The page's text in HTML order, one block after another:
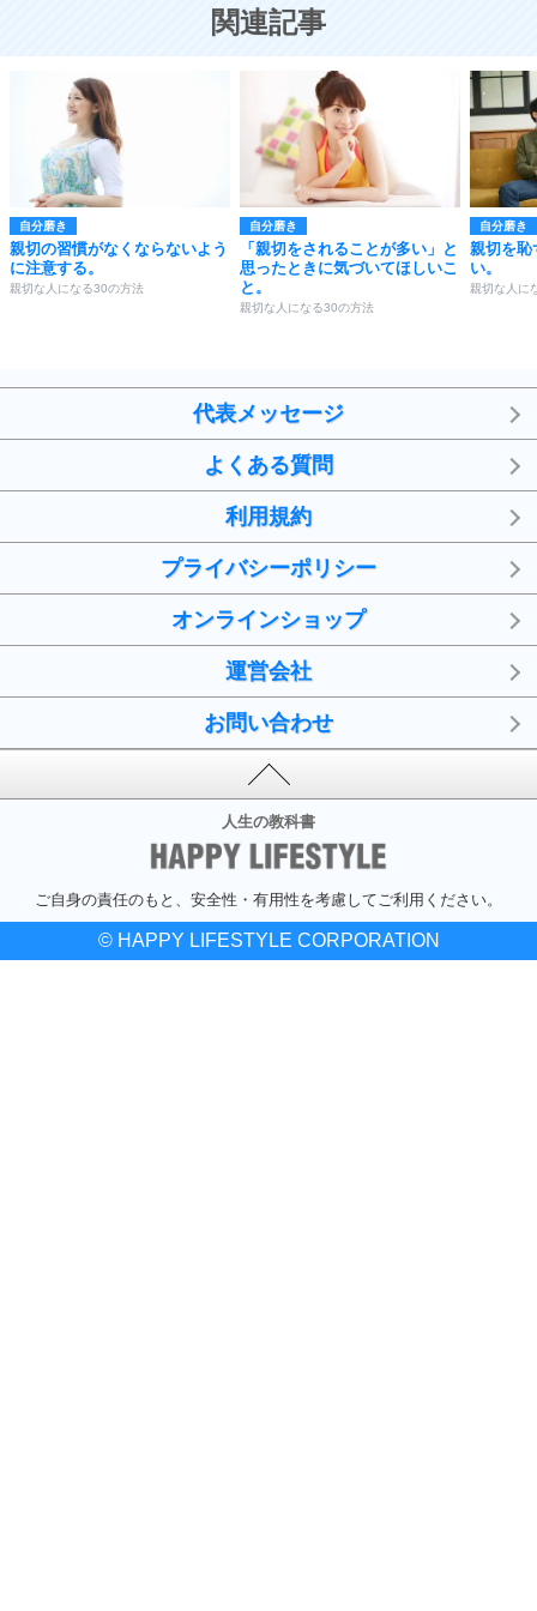
関連記事
自分磨き
親切の習慣がなくならないよう
に注意する。
親切な人になる30の方法
自分磨き
「親切をされることが多い」と
思ったときに気づいてほしいこ
と。
親切な人になる30の方法
自分磨き
親切を恥
い。
親切な人に
代表メッセージ
よくある質問
利用規約
プライバシーポリシー
オンラインショップ
運営会社
お問い合わせ
人生の教科書
ご自身の責任のもと、安全性・有用性を考慮してご利用ください。
© HAPPY LIFESTYLE CORPORATION